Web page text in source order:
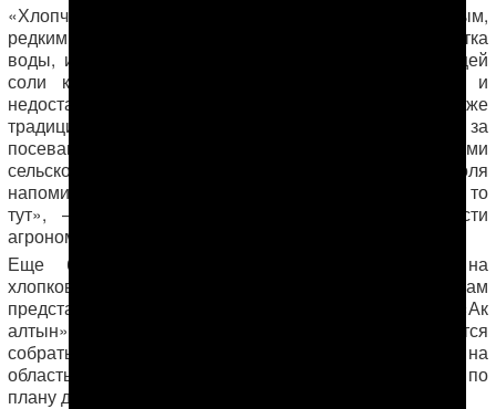
«Хлопчатник нынче уродился хилым, низкорослым,
редким. Причин тому было несколько: это и нехватка
воды, и буря, принесшая на поля тонны разъедающей
соли к и без того низкокачественным семенам, и
недостаток минеральных удобрений, и ставшие уже
традиционными нарушения правил агротехники ухода за
посевами, и несогласованность между обслуживающими
сельское хозяйство госструктурами. Некоторые поля
напоминают голову лысого человека – то там кустик, то
тут», — сказал наблюдателю в Лебапской области
агроном из Саятского района.
Еще более критическая ситуация сложилась на
хлопковых полях Дашогузской области. Здесь, по словам
представителя хлопкового торгового предприятия «Ак
алтын», будет воспринято за счастье, если удастся
собрать хотя бы половину из запланированного на
область объема хлопка. Напомним, северный регион по
плану должен отчитаться за 230 тысяч тонн хлопка.